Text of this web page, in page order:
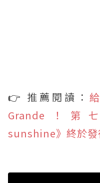
👉 推薦閱讀：
Grande！第
sunshine》終於發